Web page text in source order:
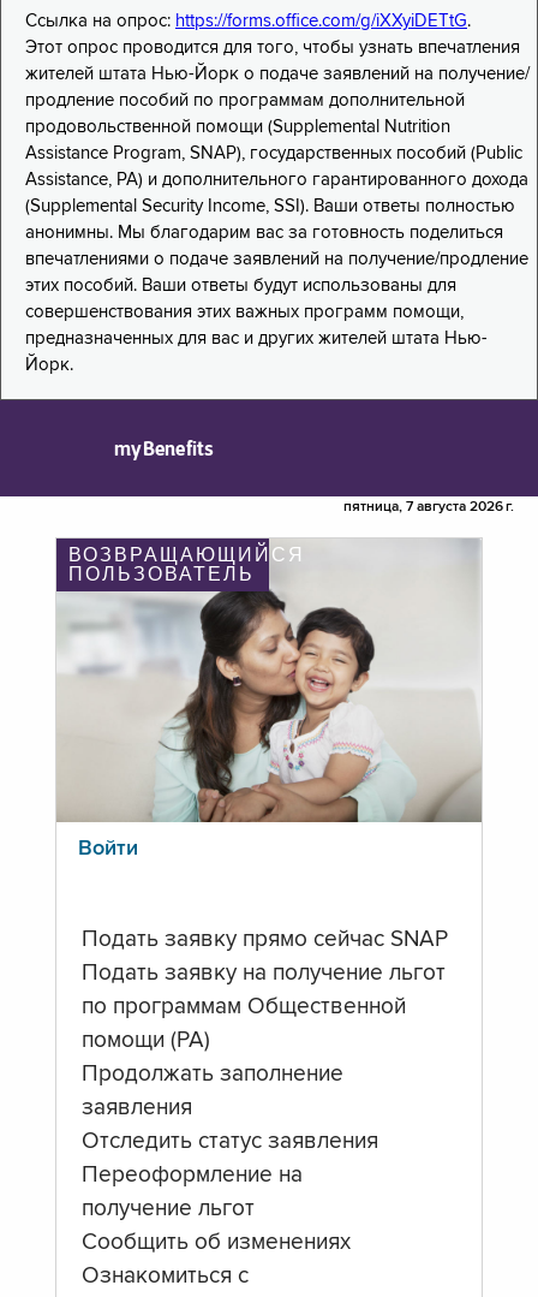
Ссылка на опрос: https://forms.office.com/g/iXXyiDETtG.
Этот опрос проводится для того, чтобы узнать впечатления
жителей штата Нью-Йорк о подаче заявлений на получение/
продление пособий по программам дополнительной
продовольственной помощи (Supplemental Nutrition
Assistance Program, SNAP), государственных пособий (Public
Assistance, PA) и дополнительного гарантированного дохода
(Supplemental Security Income, SSI). Ваши ответы полностью
анонимны. Мы благодарим вас за готовность поделиться
впечатлениями о подаче заявлений на получение/продление
этих пособий. Ваши ответы будут использованы для
совершенствования этих важных программ помощи,
предназначенных для вас и других жителей штата Нью-
Йорк.
myBenefits
пятница, 7 августа 2026 г.
ВОЗВРАЩАЮЩИЙСЯ
ПОЛЬЗОВАТЕЛЬ
Войти
Подать заявку прямо сейчас SNAP
Подать заявку на получение льгот
по программам Общественной
помощи (PA)
Продолжать заполнение
заявления
Отследить статус заявления
Переоформление на
получение льгот
Сообщить об изменениях
Ознакомиться с